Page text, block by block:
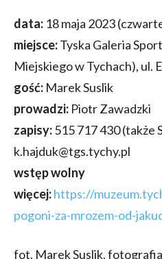
data: 18 maja 2023
miejsce:Tyska Galeria
Miejskiego w Tychach), ul.
gość: Marek Suslik
prowadzi: Piotr Zawadzki
zapisy:515 717430(także
k.hajduk@tgs.tychy.pl
wstęp wolny
więcej:https://
pogoni-za-mrozem-od-
fot. Marek Suslik,